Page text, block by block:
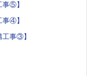
事⑤】
事④】
工事③】